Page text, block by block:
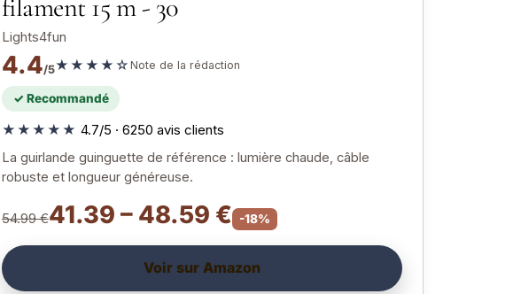
filament 15 m - 30
Lights4fun
4.4/5★★★★☆ Note de la rédaction
✓ Recommandé
★★★★★ 4.7/5 · 6250 avis clients
La guirlande guinguette de référence : lumière chaude, câble
robuste et longueur généreuse.
54.99 €41.39 – 48.59 € -18%
Voir sur Amazon